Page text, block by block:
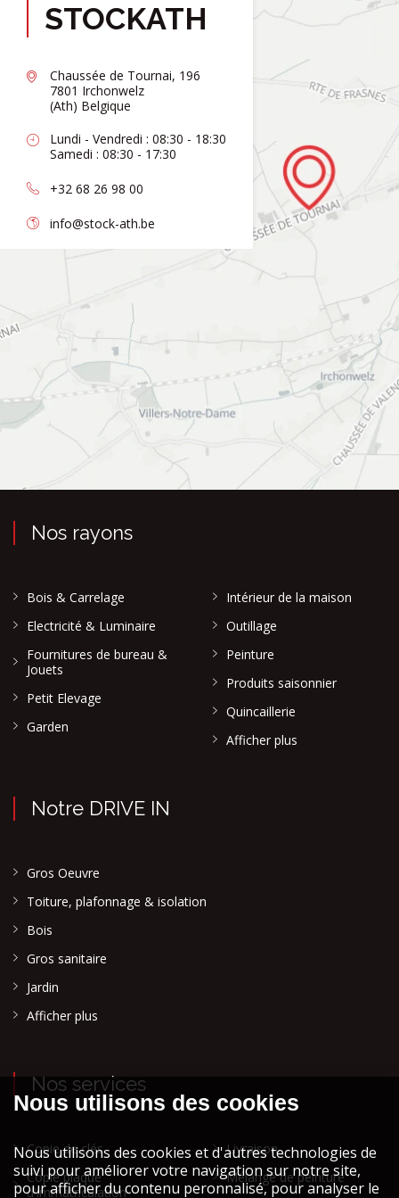
STOCKATH
Chaussée de Tournai, 196
7801 Irchonwelz
(Ath) Belgique
Lundi - Vendredi : 08:30 - 18:30
Samedi : 08:30 - 17:30
+32 68 26 98 00
info@stock-ath.be
Nos rayons
Bois & Carrelage
Electricité & Luminaire
Fournitures de bureau &
Jouets
Petit Elevage
Garden
Intérieur de la maison
Outillage
Peinture
Produits saisonnier
Quincaillerie
Afficher plus
Notre DRIVE IN
Gros Oeuvre
Toiture, plafonnage & isolation
Bois
Gros sanitaire
Jardin
Afficher plus
Nos services
Copie de clés
Copie plaque
d'immatriculation
Livraison
Mélange de peinture